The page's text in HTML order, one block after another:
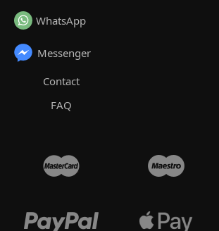
WhatsApp
Messenger
Contact
FAQ